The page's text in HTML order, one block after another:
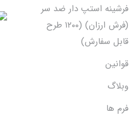
فرشینه استپ دار ضد سر
(فرش ارزان) (۱۲۰۰ طرح
قابل سفارش)
قوانین
وبلاگ
فرم ها